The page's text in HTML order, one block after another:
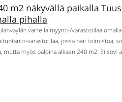
m2 näkyvällä paikalla
pihalla
varrella myynti-/varastotilaa
varastotilaa, jossa pari toimistoa,
mutta myös paloina alkaen 240 m2. Ei sovi